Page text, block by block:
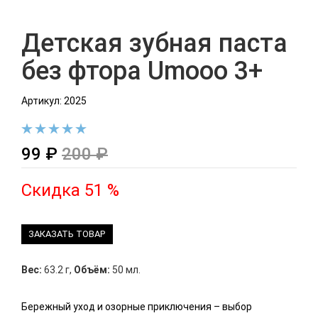
Детская зубная паста
без фтора Umooo 3+
Артикул: 2025
99 ₽ 200 ₽
Скидка 51 %
ЗАКАЗАТЬ ТОВАР
Вес: 63.2 г, Объём: 50 мл.
Бережный уход и озорные приключения – выбор